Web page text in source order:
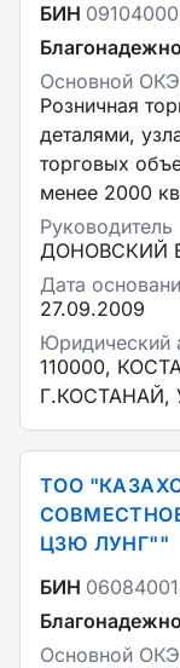
БИН
Основной
Розничная
деталями,
торговых
менее 2000
Руководитель
ДОНОВСКИЙ
Дата
27.09.2009
Юридический
110000,
Г.КОСТАНАЙ,
ТОО
ЦЗЮ ЛУНГ""
БИН
Основной